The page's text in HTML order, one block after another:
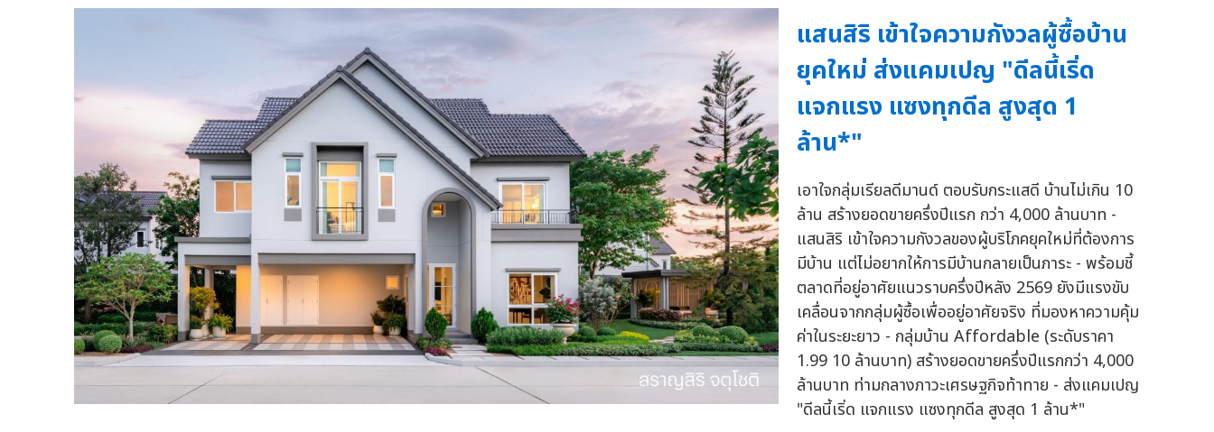
แสนสิริ เข้าใจความกังวลผู้ซื้อบ้าน
ยุคใหม่ ส่งแคมเปญ "ดีลนี้เริ่ด
แจกแรง แซงทุกดีล สูงสุด 1
ล้าน*"
เอาใจกลุ่มเรียลดีมานด์ ตอบรับกระแสดี บ้านไม่เกิน 10
ล้าน สร้างยอดขายครึ่งปีแรก กว่า 4,000 ล้านบาท -
แสนสิริ เข้าใจความกังวลของผู้บริโภคยุคใหม่ที่ต้องการ
มีบ้าน แต่ไม่อยากให้การมีบ้านกลายเป็นภาระ - พร้อมชี้
ตลาดที่อยู่อาศัยแนวราบครึ่งปีหลัง 2569 ยังมีแรงขับ
เคลื่อนจากกลุ่มผู้ซื้อเพื่ออยู่อาศัยจริง ที่มองหาความคุ้ม
ค่าในระยะยาว - กลุ่มบ้าน Affordable (ระดับราคา
1.99 10 ล้านบาท) สร้างยอดขายครึ่งปีแรกกว่า 4,000
ล้านบาท ท่ามกลางภาวะเศรษฐกิจท้าทาย - ส่งแคมเปญ
"ดีลนี้เริ่ด แจกแรง แซงทุกดีล สูงสุด 1 ล้าน*"